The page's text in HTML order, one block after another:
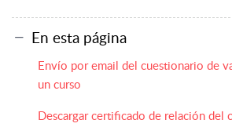
En esta página
Envío por email del cuestionario de
un curso
Descargar certificado de relación del